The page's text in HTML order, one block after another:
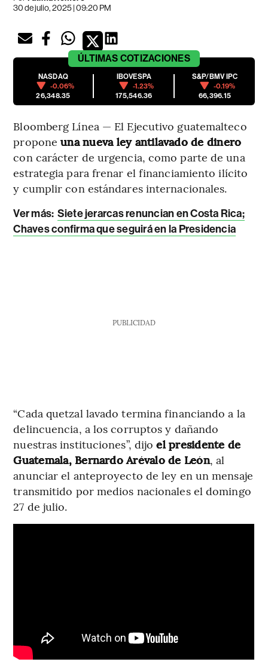
30 de julio, 2025 | 09:20 PM
ÚLTIMAS COTIZACIONES
NASDAQ
-0.06%
26,348.35
IBOVESPA
-1.23%
175,546.36
S&P/BMV IPC
-0.19%
66,396.15
Bloomberg Línea — El Ejecutivo guatemalteco
proponeuna nueva ley antilavado de dinero
con carácter de urgencia, como parte de una
estrategia para frenar el financiamiento ilícito
y cumplir con estándares internacionales.
Ver más: Siete jerarcas renuncian en Costa Rica;
Chaves confirma que seguirá en la Presidencia
PUBLICIDAD
“Cada quetzal lavado termina financiando a la
delincuencia, a los corruptos y dañando
nuestras instituciones”, dijoel presidente de
Guatemala, Bernardo Arévalo de León, al
anunciar el anteproyecto de ley en un mensaje
transmitido por medios nacionales el domingo
27 de julio.